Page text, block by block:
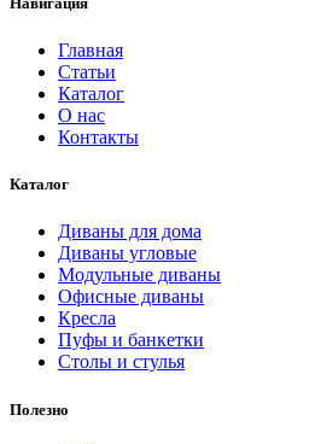
Главная
Статьи
Каталог
О нас
Контакты
Каталог
Диваны для дома
Диваны угловые
Модульные диваны
Офисные диваны
Кресла
Пуфы и банкетки
Столы и стулья
Полезно